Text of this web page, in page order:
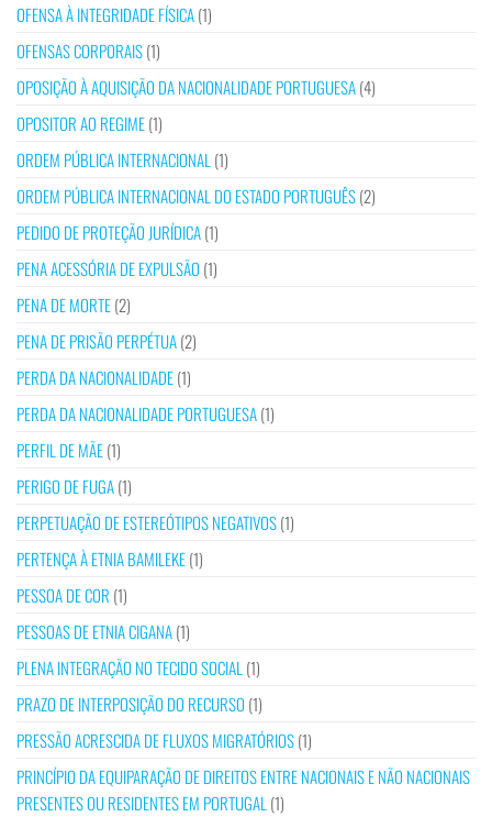
OFENSA À INTEGRIDADE FÍSICA(1)
OFENSAS CORPORAIS(1)
OPOSIÇÃO À AQUISIÇÃO DA NACIONALIDADE PORTUGUESA(4)
OPOSITOR AO REGIME(1)
ORDEM PÚBLICA INTERNACIONAL (1)
ORDEM PÚBLICA INTERNACIONAL DO ESTADO PORTUGUÊS(2)
PEDIDO DE PROTEÇÃO JURÍDICA(1)
PENA ACESSÓRIA DE EXPULSÃO (1)
PENA DE MORTE(2)
PENA DE PRISÃO PERPÉTUA(2)
PERDA DA NACIONALIDADE(1)
PERDA DA NACIONALIDADE PORTUGUESA(1)
PERFIL DE MÃE(1)
PERIGO DE FUGA(1)
PERPETUAÇÃO DE ESTEREÓTIPOS NEGATIVOS(1)
PERTENÇA À ETNIA BAMILEKE(1)
PESSOA DE COR (1)
PESSOAS DE ETNIA CIGANA(1)
PLENA INTEGRAÇÃO NO TECIDO SOCIAL (1)
PRAZO DE INTERPOSIÇÃO DO RECURSO (1)
PRESSÃO ACRESCIDA DE FLUXOS MIGRATÓRIOS(1)
PRINCÍPIO DA EQUIPARAÇÃO DE DIREITOS ENTRE NACIONAIS E NÃO NACIONAIS
PRESENTES OU RESIDENTES EM PORTUGAL (1)